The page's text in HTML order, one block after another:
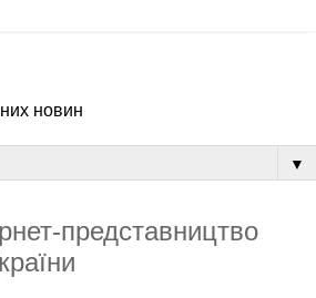
новин
▼
представництво